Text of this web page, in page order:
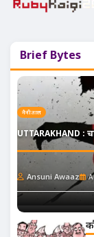
Brief Bytes
नैनीताल
UTTARAKHAND :
Ansuni Awaaz